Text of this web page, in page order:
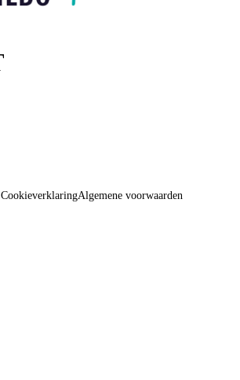
Algemene voorwaarden